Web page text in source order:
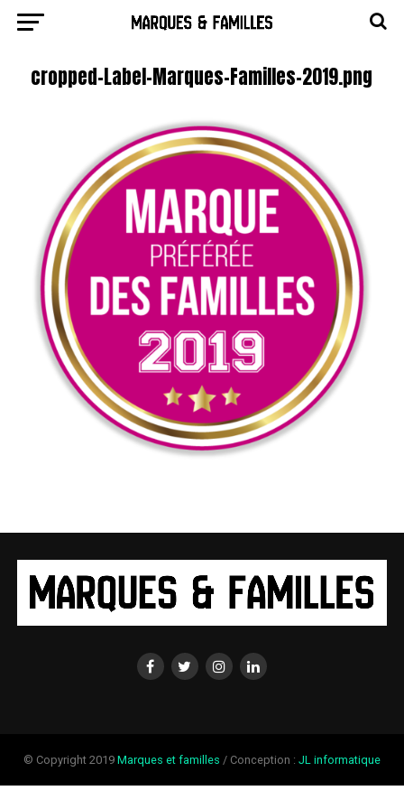
cropped-Label-Marques-Familles-2019.png
© Copyright 2019 Marques et familles / Conception : JL informatique